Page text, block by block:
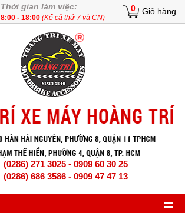
Thời gian làm việc:
8:00 - 18:00 (Kể cả thứ 7 và CN)
0 Giỏ hàng
(0286) 271 3025 - 0909 60 30 25
(0286) 686 3586 - 0909 47 47 13